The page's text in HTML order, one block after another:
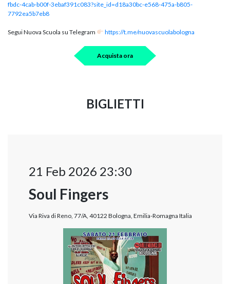
fbdc-4cab-b00f-3ebaf391c083?site_id=d18a30bc-e568-475a-b805-
7792ea5b7eb8
Segui Nuova Scuola su Telegram https://t.me/nuovascuolabologna
Acquista ora
BIGLIETTI
21 Feb 2026 23:30
Soul Fingers
Via Riva di Reno, 77/A, 40122 Bologna, Emilia-Romagna Italia